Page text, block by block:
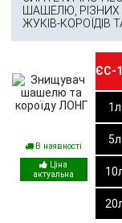
ШАШЕЛЮ,
ЖУКІВ-КОРОЇДІВ
В наявності
ЄС-
1л
5л